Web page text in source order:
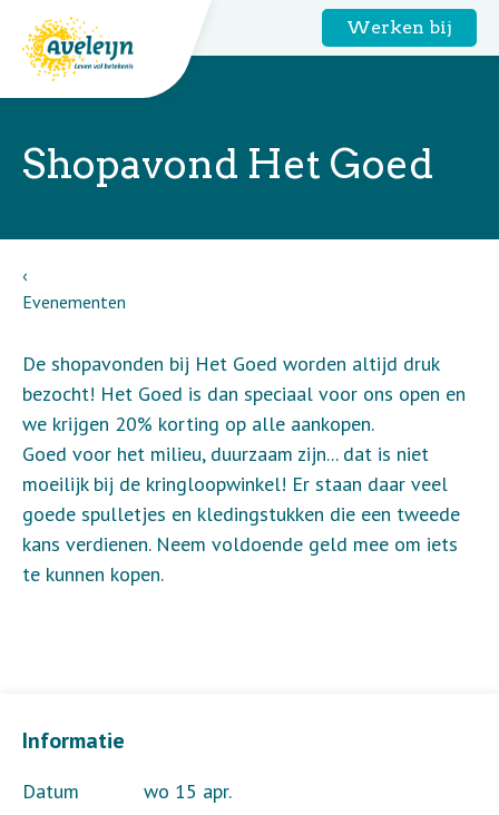
Werken bij
Shopavond Het Goed
Evenementen
Informatie
Datum
wo 15 apr.
De shopavonden bij Het Goed worden altijd druk
bezocht! Het Goed is dan speciaal voor ons open en
we krijgen 20% korting op alle aankopen.
Goed voor het milieu, duurzaam zijn... dat is niet
moeilijk bij de kringloopwinkel! Er staan daar veel
goede spulletjes en kledingstukken die een tweede
kans verdienen. Neem voldoende geld mee om iets
te kunnen kopen.